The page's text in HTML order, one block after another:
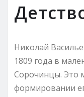
Николай
1809 года в
Сорочинцы. Это
формировании